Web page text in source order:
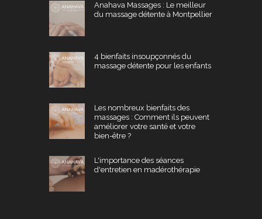
Anahava Massages : Le meilleur
du massage détente à Montpellier
4 bienfaits insoupçonnés du
massage détente pour les enfants
Les nombreux bienfaits des
massages : Comment ils peuvent
améliorer votre santé et votre
bien-être ?
L'importance des séances
d'entretien en madérothérapie